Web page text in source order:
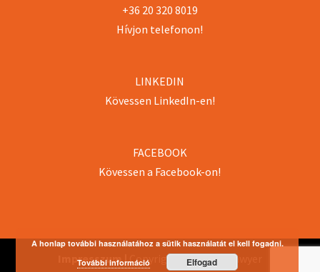
+36 20 320 8019
Hívjon telefonon!
LINKEDIN
Kövessen LinkedIn-en!
FACEBOOK
Kövessen a Facebook-on!
Impresszum |Copyright 2018 Pro/Lawyer
A honlap további használatához a sütik használatát el kell fogadni.
További információ
Elfogad